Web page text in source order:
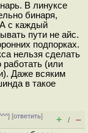
В линуксе
бинаря,
А с каждый
пути не айс.
подпорках.
нельзя сделать
работать (или
Даже всяким
в такое
] [ответить]
+ / –